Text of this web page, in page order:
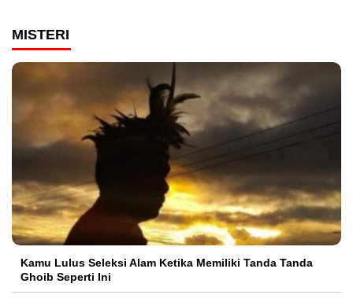
MISTERI
Kamu Lulus Seleksi Alam Ketika Memiliki Tanda Tanda
Ghoib Seperti Ini